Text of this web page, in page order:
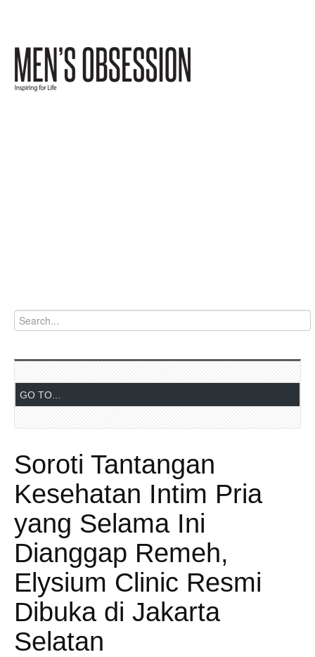
Soroti Tantangan
Kesehatan Intim Pria
yang Selama Ini
Dianggap Remeh,
Elysium Clinic Resmi
Dibuka di Jakarta
Selatan